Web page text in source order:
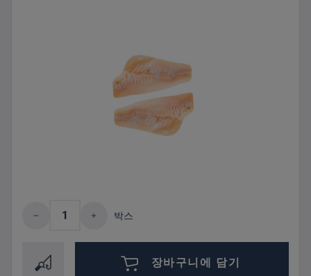
제품 수량: 원하는 값을 입력하거나 버튼
박스
장바구니에 담기